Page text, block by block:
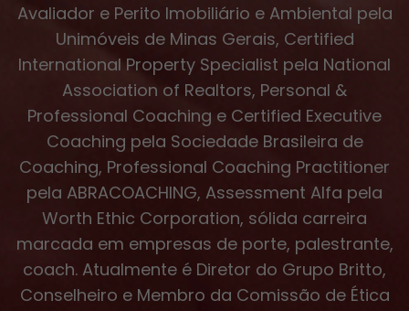
Avaliador e Perito Imobiliário e Ambiental pela
Unimóveis de Minas Gerais, Certified
International Property Specialist pela National
Association of Realtors, Personal &
Professional Coaching e Certified Executive
Coaching pela Sociedade Brasileira de
Coaching, Professional Coaching Practitioner
pela ABRACOACHING, Assessment Alfa pela
Worth Ethic Corporation, sólida carreira
marcada em empresas de porte, palestrante,
coach. Atualmente é Diretor do Grupo Britto,
Conselheiro e Membro da Comissão de Ética